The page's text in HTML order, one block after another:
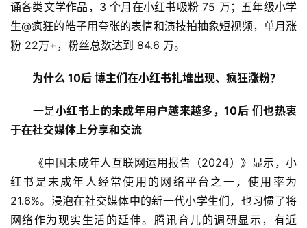
诵各类文学作品，3 个月在小红书吸粉 75 万；五年级小学
生@疯狂的皓子用夸张的表情和演技拍抽象短视频，单月涨
粉 22万+，粉丝总数达到 84.6 万。
为什么 10后 博主们在小红书扎堆出现、疯狂涨粉？
一是小红书上的未成年用户越来越多，10后 们也热衷
于在社交媒体上分享和交流
《中国未成年人互联网运用报告（2024）》显示，小
红书是未成年人经常使用的网络平台之一，使用率为
21.6%。浸泡在社交媒体中的新一代小学生们，也习惯了将
网络作为现实生活的延伸。腾讯育儿的调研显示，有近